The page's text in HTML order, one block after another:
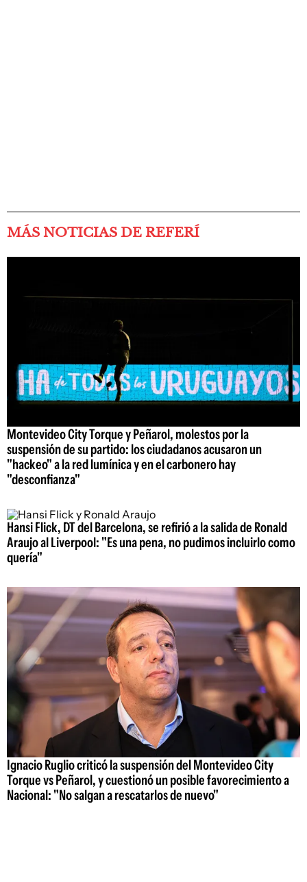
MÁS NOTICIAS DE REFERÍ
Montevideo City Torque y Peñarol, molestos por la
suspensión de su partido: los ciudadanos acusaron un
"hackeo" a la red lumínica y en el carbonero hay
"desconfianza"
Hansi Flick, DT del Barcelona, se refirió a la salida de Ronald
Araujo al Liverpool: "Es una pena, no pudimos incluirlo como
quería"
Ignacio Ruglio criticó la suspensión del Montevideo City
Torque vs Peñarol, y cuestionó un posible favorecimiento a
Nacional: "No salgan a rescatarlos de nuevo"